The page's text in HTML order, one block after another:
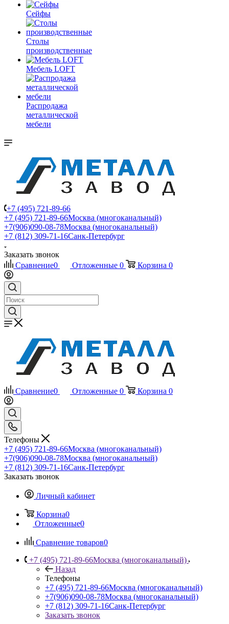
Сейфы
Столы
производственные
Мебель LOFT
Распродажа
металлической
мебели
+7 (495) 721-89-66
+7 (495) 721-89-66Москва (многоканальный)
+7(906)090-08-78Москва (многоканальный)
+7 (812) 309-71-16Санк-Петербург
Заказать звонок
Сравнение0 Отложенные 0 Корзина 0
Сравнение0 Отложенные 0 Корзина 0
Телефоны
+7 (495) 721-89-66Москва (многоканальный)
+7(906)090-08-78Москва (многоканальный)
+7 (812) 309-71-16Санк-Петербург
Заказать звонок
Личный кабинет
Корзина0
Отложенные0
Сравнение товаров0
+7 (495) 721-89-66Москва (многоканальный)
Назад
Телефоны
+7 (495) 721-89-66Москва (многоканальный)
+7(906)090-08-78Москва (многоканальный)
+7 (812) 309-71-16Санк-Петербург
Заказать звонок